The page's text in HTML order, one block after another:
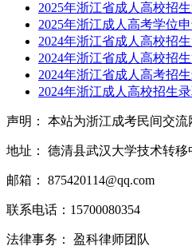
2025年浙江省成人高校招
2025年浙江成人高考学位
2024年浙江省成人高校招
2024年浙江省成人高校招
2024年浙江省成人高考招
2024年浙江成人高校招生
声明： 本站为浙江成考民间交
地址： 德清县武汉大学技术转移
邮箱： 875420114@qq.com
联系电话：15700080354
法律事务： 盈科律师团队